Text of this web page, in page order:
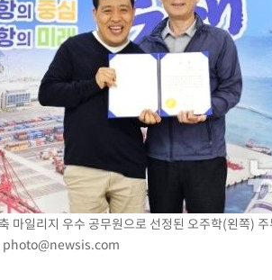
마일리지 우수 공무원으로 선정된 오주학(왼쪽)
photo@newsis.com